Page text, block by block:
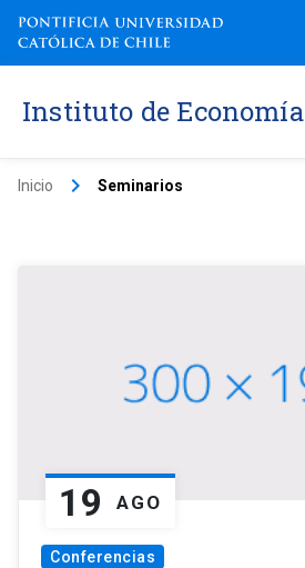
Instituto de Economía
Inicio keyboard_arrow_right Seminarios
19 AGO
Conferencias